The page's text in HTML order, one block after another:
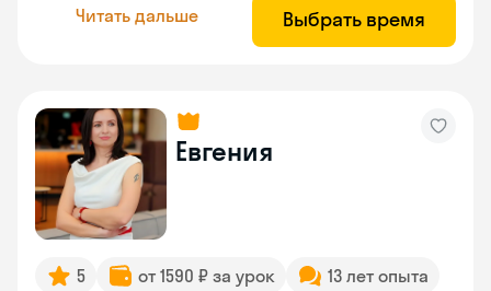
Читать дальше Выбрать время
Евгения
5 от 1590 ₽ за урок
13 лет опыта